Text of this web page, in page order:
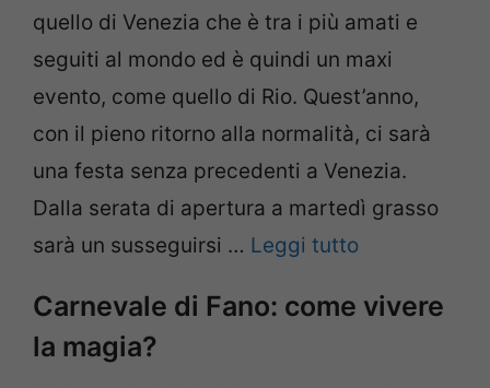
quello di Venezia che è tra i più amati e
seguiti al mondo ed è quindi un maxi
evento, come quello di Rio. Quest’anno,
con il pieno ritorno alla normalità, ci sarà
una festa senza precedenti a Venezia.
Dalla serata di apertura a martedì grasso
sarà un susseguirsi … Leggi tutto
Carnevale di Fano: come vivere
la magia?